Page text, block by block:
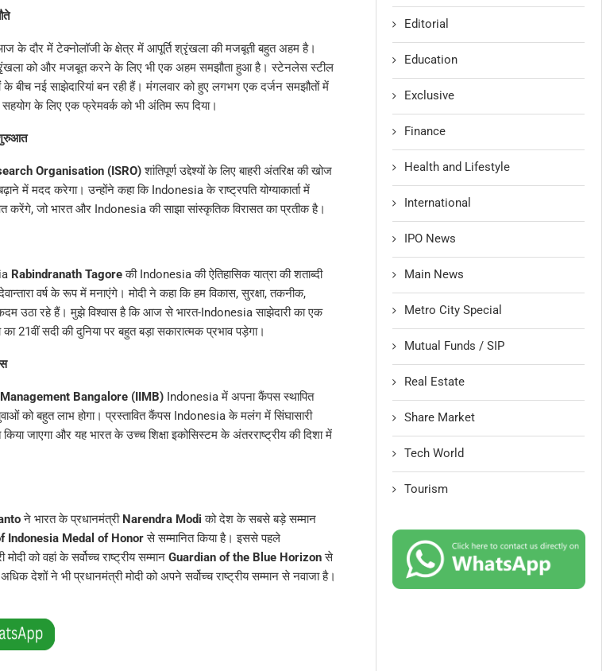
के दौर में टेक्नोलॉजी के क्षेत्र में आपूर्ति श्रृंखला की मजबूती बहुत अहम है।
को और मजबूत करने के लिए भी एक अहम समझौता हुआ है। स्टेनलेस स्टील
बीच नई साझेदारियां बन रही हैं। मंगलवार को हुए लगभग एक दर्जन समझौतों में
के लिए एक फ्रेमवर्क को भी अंतिम रूप दिया।
शुरुआत
Organisation (ISRO)शांतिपूर्ण उद्देश्यों के लिए बाहरी अंतरिक्ष की खोज
में मदद करेगा। उन्होंने कहा कि Indonesia के राष्ट्रपति योग्याकार्ता में
करेंगे, जो भारत और Indonesia की साझा सांस्कृतिक विरासत का प्रतीक है।
Rabindranath Tagoreकी Indonesia की ऐतिहासिक यात्रा की शताब्दी
वर्ष के रूप में मनाएंगे। मोदी ने कहा कि हम विकास, सुरक्षा, तकनीक,
उठा रहे हैं। मुझे विश्वास है कि आज से भारत-Indonesia साझेदारी का एक
21वीं सदी की दुनिया पर बहुत बड़ा सकारात्मक प्रभाव पड़ेगा।
Bangalore (IIMB)Indonesia में अपना कैंपस स्थापित
को बहुत लाभ होगा। प्रस्तावित कैंपस Indonesia के मलंग में सिंघासारी
जाएगा और यह भारत के उच्च शिक्षा इकोसिस्टम के अंतरराष्ट्रीय की दिशा में
ने भारत के प्रधानमंत्री Narendra Modi को देश के सबसे बड़े सम्मान
Indonesia Medal of Honorसे सम्मानित किया है। इससे पहले
को वहां के सर्वोच्च राष्ट्रीय सम्मान Guardian of the Blue Horizonसे
देशों ने भी प्रधानमंत्री मोदी को अपने सर्वोच्च राष्ट्रीय सम्मान से नवाजा है।
Editorial
Education
Exclusive
Finance
Health and Lifestyle
International
IPO News
Main News
Metro City Special
Mutual Funds / SIP
Real Estate
Share Market
Tech World
Tourism